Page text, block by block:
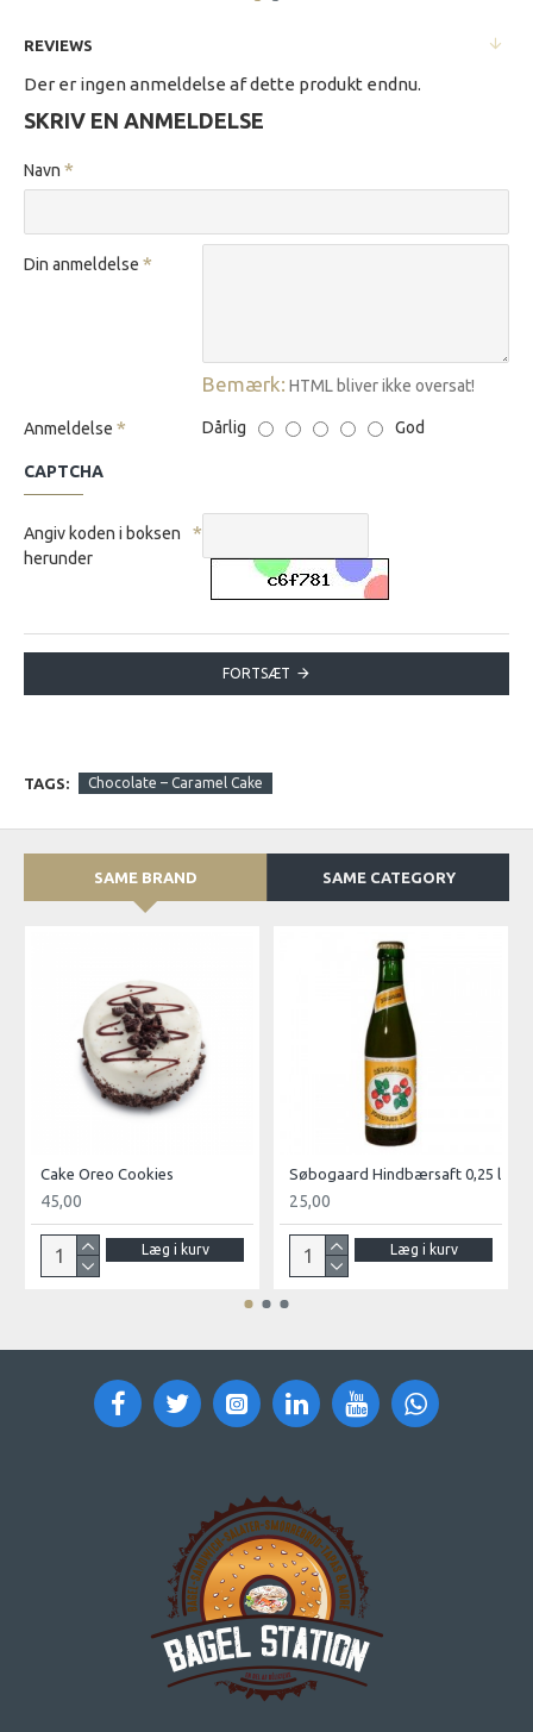
REVIEWS
Der er ingen anmeldelse af dette produkt endnu.
SKRIV EN ANMELDELSE
Navn
Din anmeldelse
Bemærk: HTML bliver ikke oversat!
Anmeldelse Dårlig God
CAPTCHA
Angiv koden i boksen
herunder
FORTSÆT
TAGS: Chocolate – Caramel Cake
SAME BRAND SAME CATEGORY
Cake Oreo Cookies
45,00
Læg i kurv
Søbogaard Hindbærsaft 0,25 l
25,00
Læg i kurv